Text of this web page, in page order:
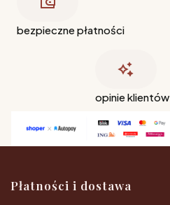
bezpieczne płatności
opinie klientów
Linki w stopce
Płatności i dostawa